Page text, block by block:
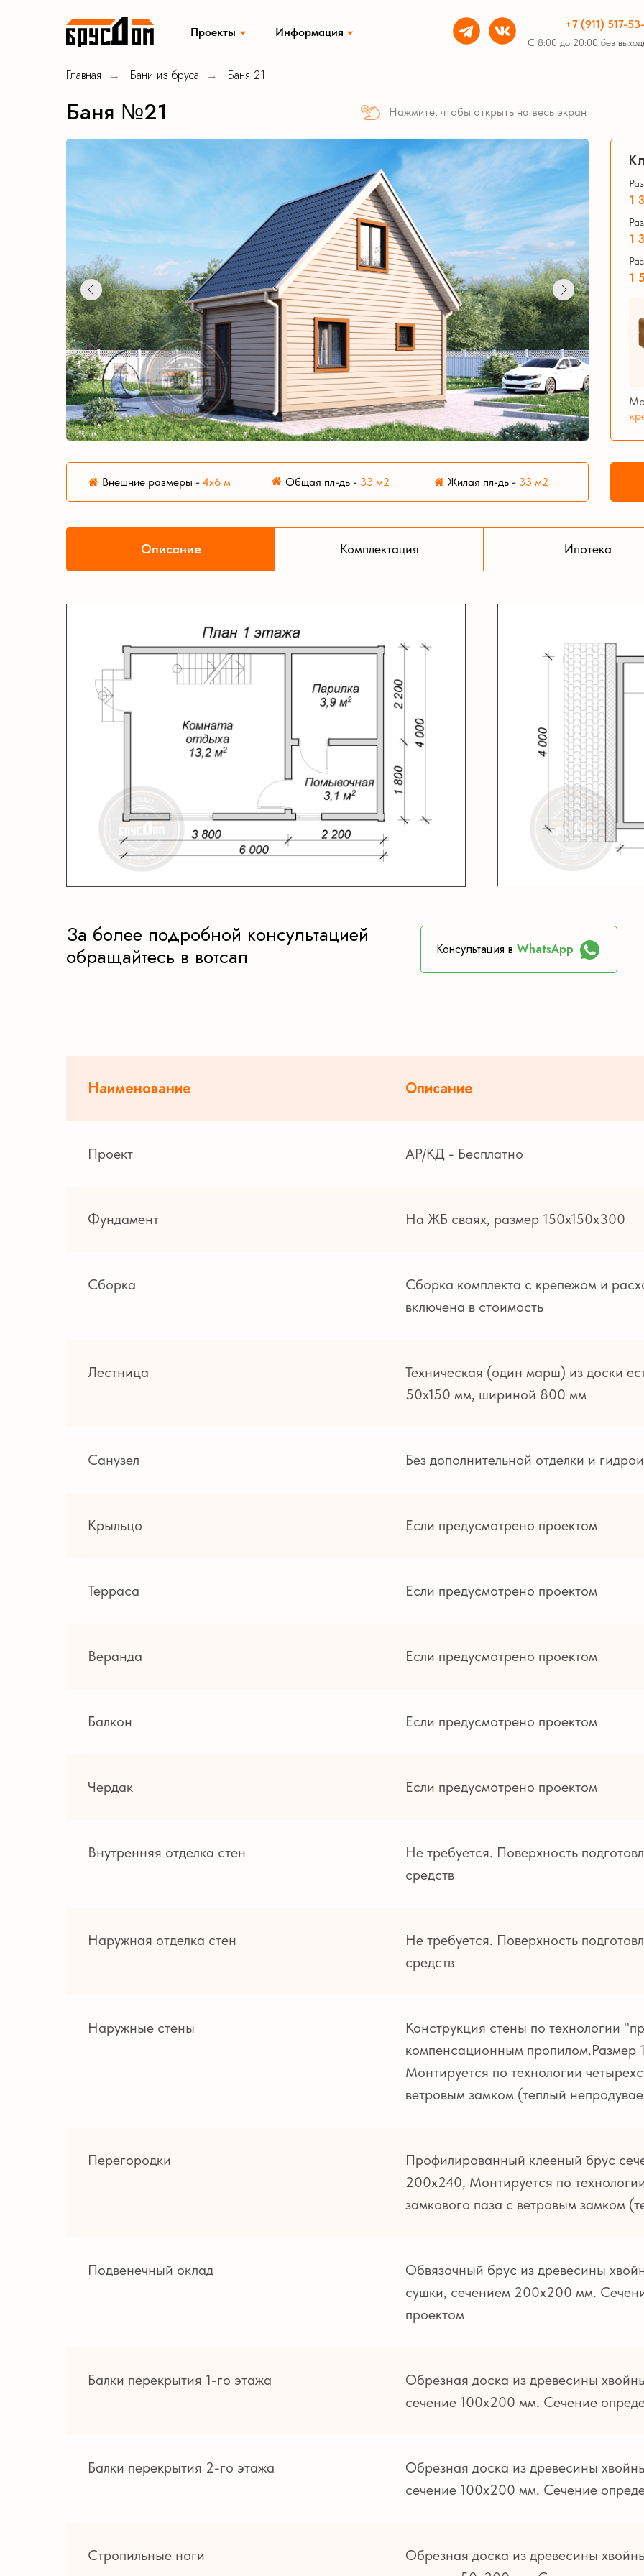
С 8:00 до 20:00 без
+7 (911) 517-
Информация
Проекты
Модульные дома Мобильные бани из бруса
Главная → Бани из бруса → Баня 21
Нажмите, чтобы открыть на весь экран
Баня №21
1
1
1
Внешние размеры - 4х6 м Общая пл-дь - 33 м2 Жилая пл-дь - 33 м2
Описание Комплектация Ипотека
Консультация в WhatsApp
За более подробной консультацией
обращайтесь в вотсап
Наименование Описание
Проект АР/КД - Бесплатно
Фундамент На ЖБ сваях, размер 150х150х300
Сборка
Сборка комплекта с крепежом и
включена в стоимость
Лестница
Техническая (один марш) из доски
50х150 мм, шириной 800 мм
Санузел Без дополнительной отделки и
Крыльцо Если предусмотрено проектом
Терраса Если предусмотрено проектом
Веранда Если предусмотрено проектом
Балкон Если предусмотрено проектом
Чердак Если предусмотрено проектом
Внутренняя отделка стен
Не требуется. Поверхность
средств
Наружная отделка стен
Не требуется. Поверхность
средств
Наружные стены
Конструкция стены по технологии
компенсационным пропилом.Размер
Монтируется по технологии
ветровым замком (теплый
Перегородки
Профилированный клееный брус
200х240, Монтируется по
замкового паза с ветровым замком
Подвенечный оклад
Обвязочный брус из древесины
сушки, сечением 200х200 мм.
проектом
Балки перекрытия 1-го этажа
Обрезная доска из древесины
сечение 100х200 мм. Сечение
Балки перекрытия 2-го этажа
Обрезная доска из древесины
сечение 100х200 мм. Сечение
Стропильные ноги
Обрезная доска из древесины